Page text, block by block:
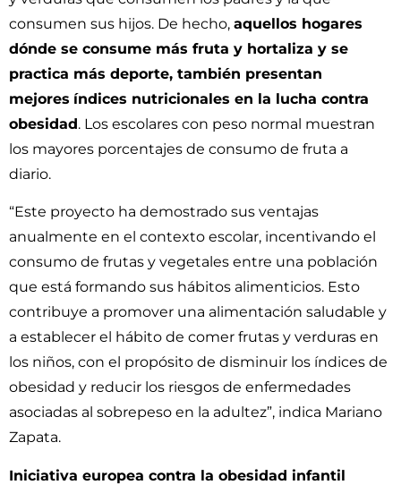
consumen sus hijos. De hecho, aquellos hogares
dónde se consume más fruta y hortaliza y se
practica más deporte, también presentan
mejores índices nutricionales en la lucha contra
obesidad. Los escolares con peso normal muestran
los mayores porcentajes de consumo de fruta a
diario.
“Este proyecto ha demostrado sus ventajas
anualmente en el contexto escolar, incentivando el
consumo de frutas y vegetales entre una población
que está formando sus hábitos alimenticios. Esto
contribuye a promover una alimentación saludable y
a establecer el hábito de comer frutas y verduras en
los niños, con el propósito de disminuir los índices de
obesidad y reducir los riesgos de enfermedades
asociadas al sobrepeso en la adultez”, indica Mariano
Zapata.
Iniciativa europea contra la obesidad infantil